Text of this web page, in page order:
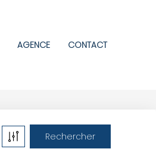
AGENCE CONTACT